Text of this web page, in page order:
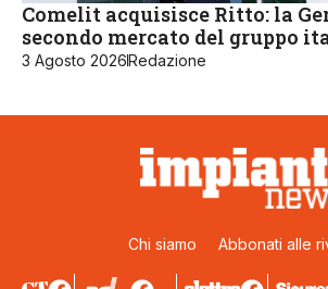
Comelit acquisisce Ritto: la
secondo mercato del gruppo
3 Agosto 2026Redazione
Chi siamo Abbonati alle